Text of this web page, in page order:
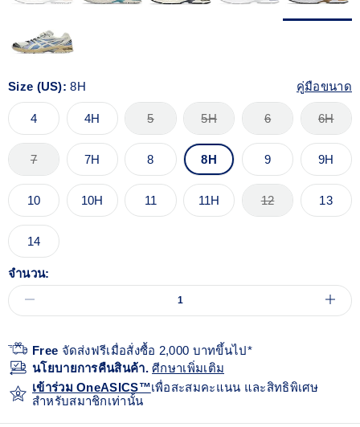
Size (US):8H คู่มือขนาด
4 4H 5 5H 6 6H
7 7H 8 8H 9 9H
10 10H 11 11H 12 13
14
จำนวน:
Free จัดส่งฟรีเมื่อสั่งซื้อ 2,000 บาทขึ้นไป*
นโยบายการคืนสินค้า.ศีกษาเพิ่มเติม
เข้าร่วม OneASICS™เพื่อสะสมคะแนน และสิทธิพิเศษ
สำหรับสมาชิกเท่านั้น